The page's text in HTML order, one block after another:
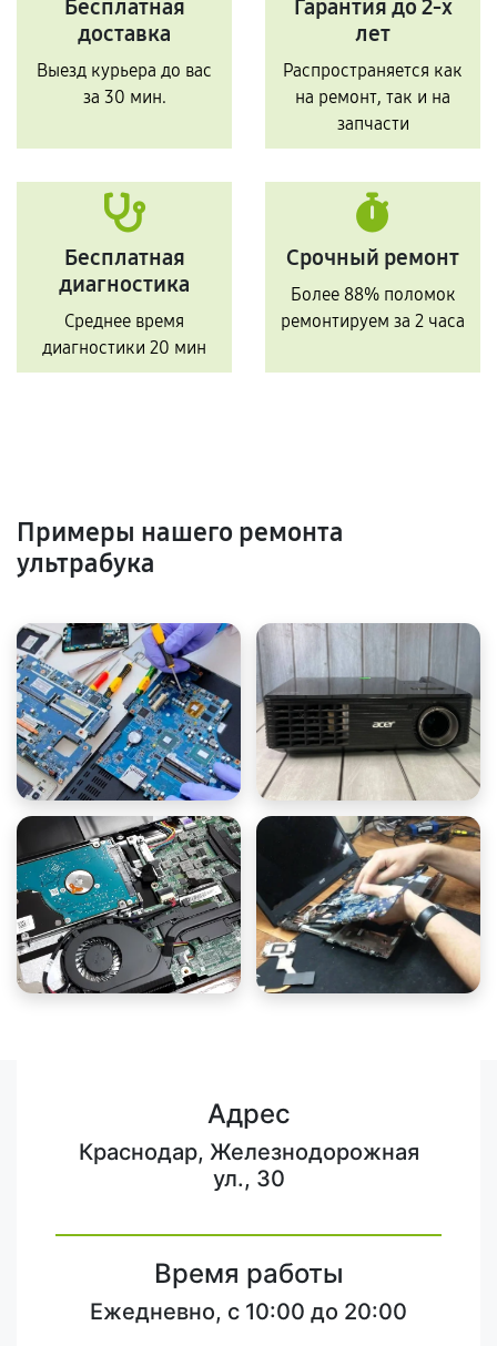
Бесплатная
доставка
Выезд курьера до вас
за 30 мин.
Гарантия до 2-х
лет
Распространяется как
на ремонт, так и на
запчасти
Бесплатная
диагностика
Среднее время
диагностики 20 мин
Срочный ремонт
Более 88% поломок
ремонтируем за 2 часа
Примеры нашего ремонта
ультрабука
Адрес
Краснодар, Железнодорожная
ул., 30
Время работы
Ежедневно, с 10:00 до 20:00